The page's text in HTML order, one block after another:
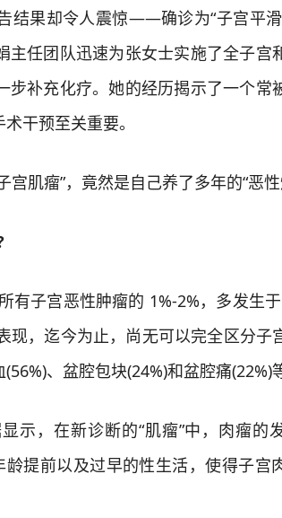
果却令人震惊——确诊为“子宫平滑
任团队迅速为张女士实施了全子宫
补充化疗。她的经历揭示了一个常
干预至关重要。
肌瘤”，竟然是自己养了多年的“恶性
子宫恶性肿瘤的 1%-2%，多发生
现，迄今为止，尚无可以完全区分子
、盆腔包块(24%)和盆腔痛(22%)
，在新诊断的“肌瘤”中，肉瘤的
提前以及过早的性生活，使得子宫